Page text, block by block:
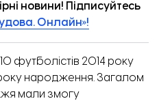
новини! Підписуйтесь
Онлайн»!
10 футболістів 2014 року
народження. Загалом
мали змогу